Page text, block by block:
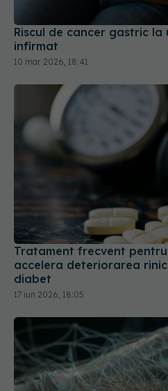
infirmat
Tratament frecvent pentru
accelera deteriorarea
diabet
17 iun 2026, 18:05